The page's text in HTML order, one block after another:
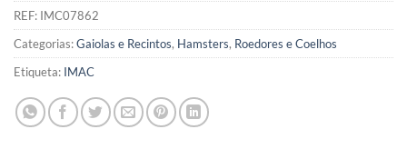
REF: IMC07862
Categorias:Gaiolas e Recintos, Hamsters, Roedores e Coelhos
Etiqueta: IMAC